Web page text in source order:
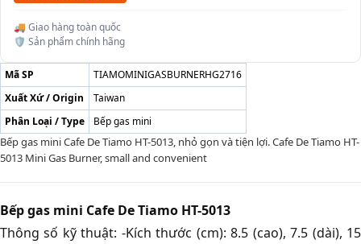
🚚 Giao hàng toàn quốc
🛡️ Sản phẩm chính hãng
Mã SP
TIAMOMINIGASBURNERHG2716
Xuất Xứ / Origin
Taiwan
Phân Loại / Type
Bếp gas mini
Bếp gas mini Cafe De Tiamo HT-5013, nhỏ gọn và tiện lợi. Cafe De Tiamo HT-
5013 Mini Gas Burner, small and convenient
Bếp gas mini Cafe De Tiamo HT-5013
Thông số kỹ thuật: -Kích thước (cm): 8.5 (cao), 7.5 (dài), 15